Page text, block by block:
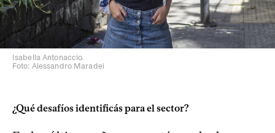
Isabella Antonaccio.
Foto: Alessandro Maradei
¿Qué desafíos identificás para el sector?